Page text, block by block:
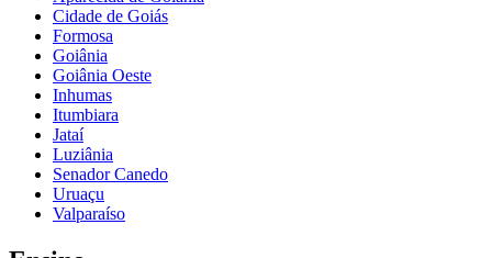
Cidade de Goiás
Formosa
Goiânia
Goiânia Oeste
Inhumas
Itumbiara
Jataí
Luziânia
Senador Canedo
Uruaçu
Valparaíso